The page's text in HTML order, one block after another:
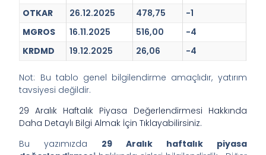
OTKAR
26.12.2025 478,75
-1
MGROS
16.11.2025 516,00
-4
KRDMD
19.12.2025 26,06 -4
Not: Bu tablo genel bilgilendirme amaçlıdır, yatırım
tavsiyesi değildir.
29 Aralık Haftalık Piyasa Değerlendirmesi Hakkında
Daha Detaylı Bilgi Almak İçin Tıklayabilirsiniz.
Bu yazımızda 29 Aralık haftalık piyasa